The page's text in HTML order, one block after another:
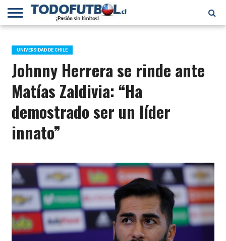
PRIMERA
B
SELECCIÓN
CHILENA
CHILENOS
EN EL
MUNDO
FÚTBOL
INTERNACIONAL
UNIVERSIDAD DE CHILE
Johnny Herrera se rinde ante
Matías Zaldivia: “Ha
demostrado ser un líder
innato”